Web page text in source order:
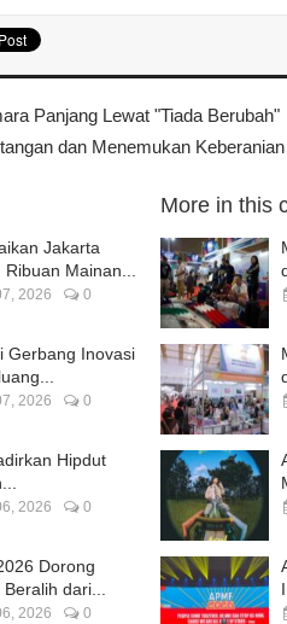
Panjang Lewat "Tiada Berubah"
dan Menemukan
Jakarta
Mainan...
2026 0
Gerbang Inovasi
2026 0
Hipdut
2026 0
Dorong
dari...
2026 0
More in this